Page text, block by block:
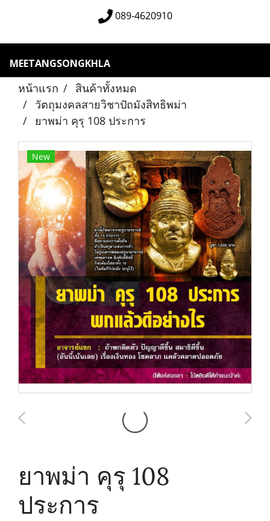
089-4620910
MEETANGSONGKHLA
หน้าแรก
สินค้าทั้งหมด
วัตถุมงคลสายวิชาปัถมังสิทธิพม่า
ยาพม่า คุรุ 108 ประการ
New
ยาพม่า คุรุ 108
ประการ